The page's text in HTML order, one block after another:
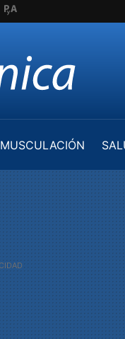
MUSCULACIÓN